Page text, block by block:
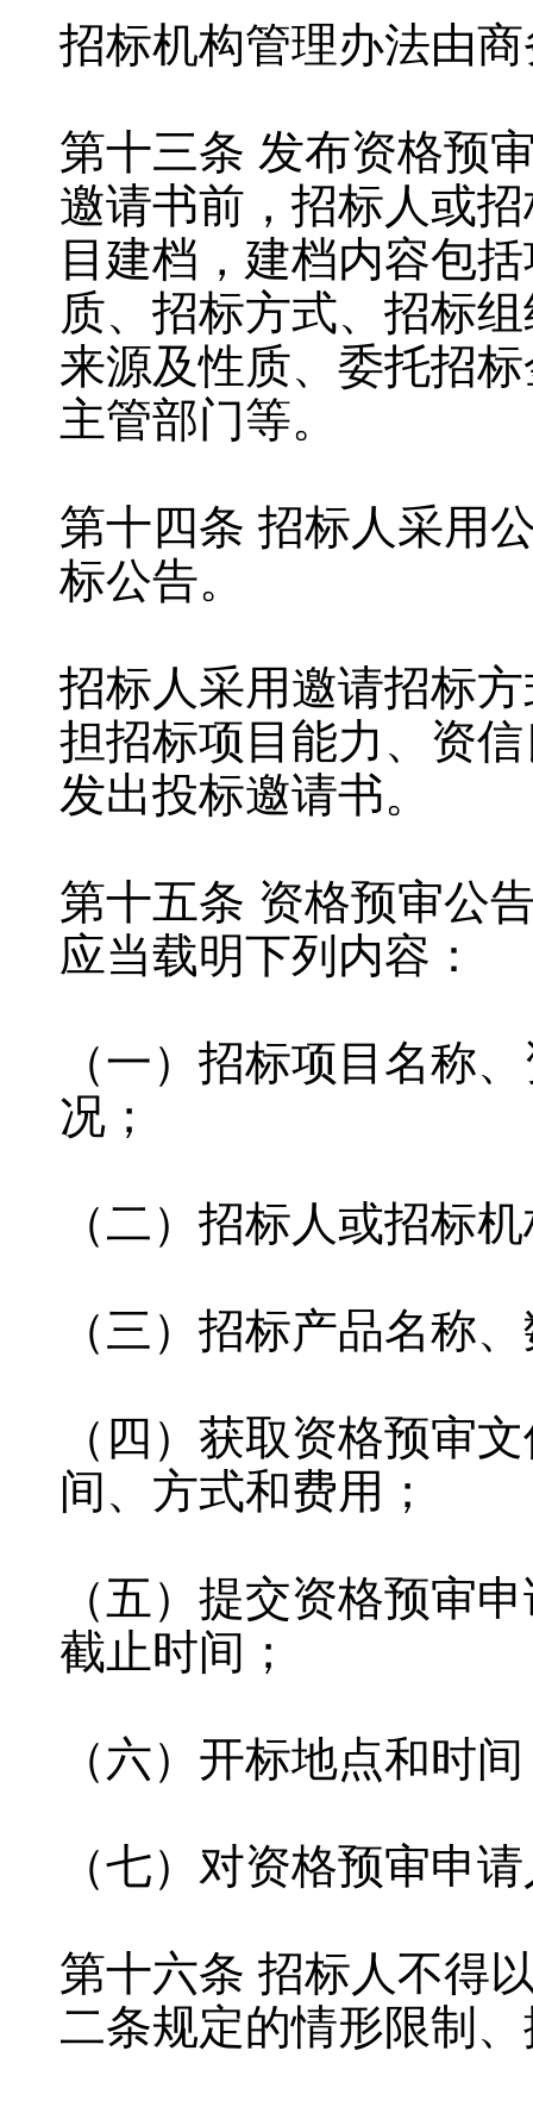
招标机构管理办法由
第十三条 发布资格预
邀请书前，招标人或
目建档，建档内容包
质、招标方式、招标
来源及性质、委托招
主管部门等。
第十四条 招标人采用
标公告。
招标人采用邀请招标
担招标项目能力、资
发出投标邀请书。
第十五条 资格预审公
应当载明下列内容：
（一）招标项目名称
况；
（二）招标人或招标
（三）招标产品名称
（四）获取资格预审
间、方式和费用；
（五）提交资格预审
截止时间；
（六）开标地点和时
（七）对资格预审申
第十六条 招标人不得
二条规定的情形限制